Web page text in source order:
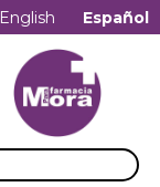
English Español